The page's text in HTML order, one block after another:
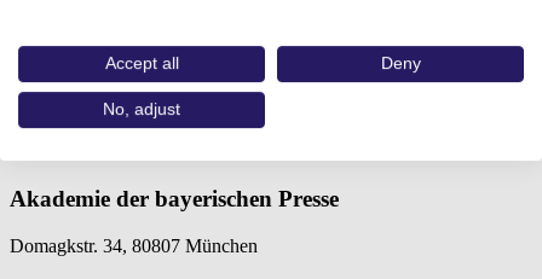
Aus- und Weiterbildungen
Krisenkommunikation (Akademie der bayerischen…
Krisenkommunikation
Akademie der bayerischen Presse
Domagkstr. 34, 80807 München
Accept all Deny
No, adjust